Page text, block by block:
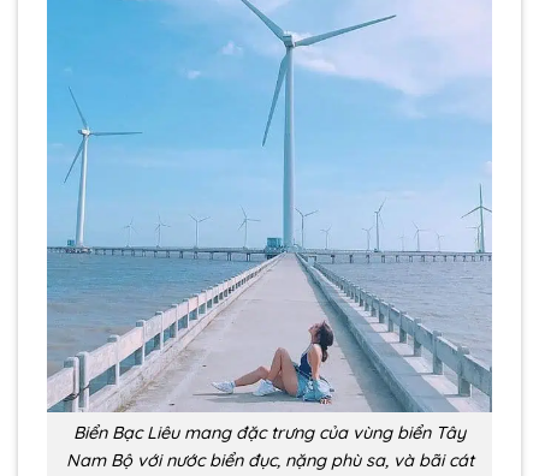
Biển Bạc Liêu mang đặc trưng của vùng biển Tây
Nam Bộ với nước biển đục, nặng phù sa, và bãi cát